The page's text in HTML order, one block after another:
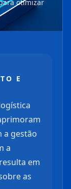
otimizar
E
a gestão
a
em
as